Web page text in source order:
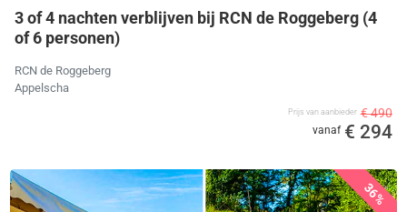
3 of 4 nachten verblijven bij RCN de Roggeberg (4
of 6 personen)
RCN de Roggeberg
Appelscha
Prijs van aanbieder € 490
vanaf € 294
36%